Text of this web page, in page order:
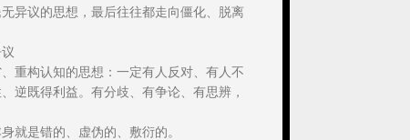
异议的思想，最后往往都走向僵化、脱离
重构认知的思想：一定有人反对、有人不
逆既得利益。有分歧、有争论、有思辨，
就是错的、虚伪的、敷衍的。